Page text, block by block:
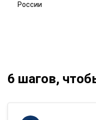
России
6 шагов,